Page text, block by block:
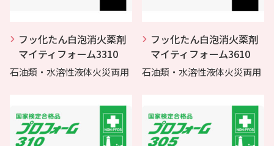
フッ化たん白泡消火薬剤
マイティフォーム3310
石油類・水溶性液体火災両用
フッ化たん白泡消火薬剤
マイティフォーム3610
石油類・水溶性液体火災両用